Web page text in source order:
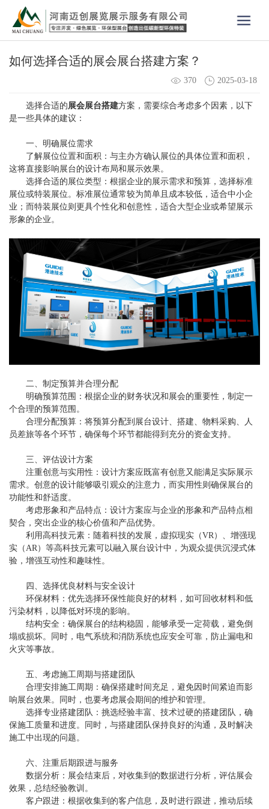
如何选择合适的展会展台搭建方案？
370 2025-03-18
选择合适的展会展台搭建方案，需要综合考虑多个因素，以下
是一些具体的建议：
一、明确展位需求
了解展位位置和面积：与主办方确认展位的具体位置和面积，
这将直接影响展台的设计布局和展示效果。
选择合适的展位类型：根据企业的展示需求和预算，选择标准
展位或特装展位。标准展位通常较为简单且成本较低，适合中小企
业；而特装展位则更具个性化和创意性，适合大型企业或希望展示
形象的企业。
二、制定预算并合理分配
明确预算范围：根据企业的财务状况和展会的重要性，制定一
个合理的预算范围。
合理分配预算：将预算分配到展台设计、搭建、物料采购、人
员差旅等各个环节，确保每个环节都能得到充分的资金支持。
三、评估设计方案
注重创意与实用性：设计方案应既富有创意又能满足实际展示
需求。创意的设计能够吸引观众的注意力，而实用性则确保展台的
功能性和舒适度。
考虑形象和产品特点：设计方案应与企业的形象和产品特点相
契合，突出企业的核心价值和产品优势。
利用高科技元素：随着科技的发展，虚拟现实（VR）、增强现
实（AR）等高科技元素可以融入展台设计中，为观众提供沉浸式体
验，增强互动性和趣味性。
四、选择优良材料与安全设计
环保材料：优先选择环保性能良好的材料，如可回收材料和低
污染材料，以降低对环境的影响。
结构安全：确保展台的结构稳固，能够承受一定荷载，避免倒
塌或损坏。同时，电气系统和消防系统也应安全可靠，防止漏电和
火灾等事故。
五、考虑施工周期与搭建团队
合理安排施工周期：确保搭建时间充足，避免因时间紧迫而影
响展台效果。同时，也要考虑展会期间的维护和管理。
选择专业搭建团队：挑选经验丰富、技术过硬的搭建团队，确
保施工质量和进度。同时，与搭建团队保持良好的沟通，及时解决
施工中出现的问题。
六、注重后期跟进与服务
数据分析：展会结束后，对收集到的数据进行分析，评估展会
效果，总结经验教训。
客户跟进：根据收集到的客户信息，及时进行跟进，推动后续